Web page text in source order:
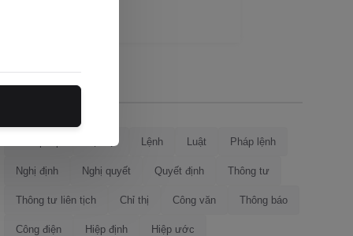
Loại văn bản
Lệnh Luật Pháp lệnh
Nghị định Nghị quyết Quyết định Thông tư
Thông tư liên tịch Chỉ thị Công văn Thông báo
Công điện Hiệp định Hiệp ước